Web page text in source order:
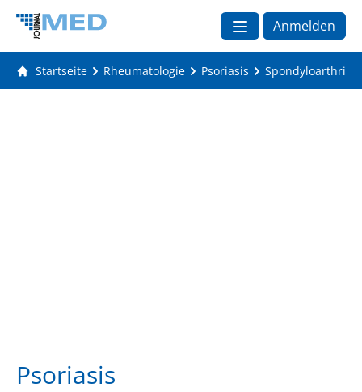
Anmelden
Startseite Rheumatologie Psoriasis
Psoriasis